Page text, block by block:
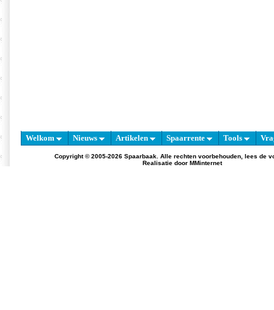
Welkom Nieuws Artikelen Spaarrente Tools
Copyright © 2005-2026 Spaarbaak. Alle rechten voorbehouden, lees de
Realisatie door MMinternet